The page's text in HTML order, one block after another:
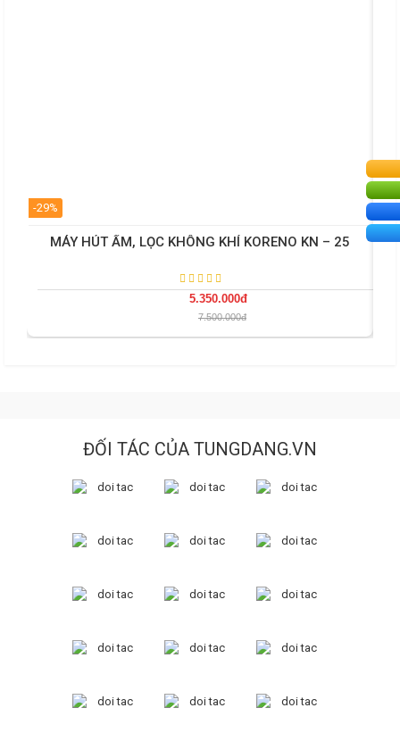
-29%
MÁY HÚT ẨM, LỌC KHÔNG KHÍ KORENO KN – 25
5.350.000đ
7.500.000đ
-
ĐỐI TÁC CỦA TUNGDANG.VN